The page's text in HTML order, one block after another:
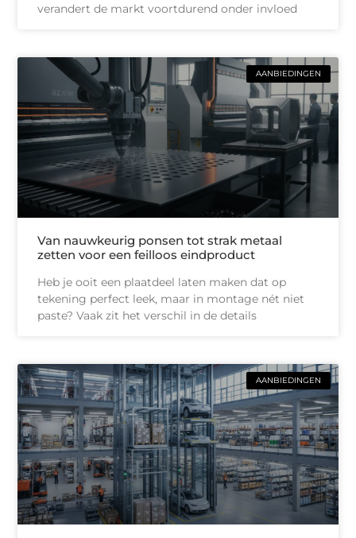
verandert de markt voortdurend onder invloed
AANBIEDINGEN
Van nauwkeurig ponsen tot strak metaal
zetten voor een feilloos eindproduct
Heb je ooit een plaatdeel laten maken dat op
tekening perfect leek, maar in montage nét niet
paste? Vaak zit het verschil in de details
AANBIEDINGEN